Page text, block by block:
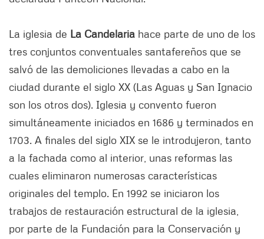
La iglesia de La Candelaria hace parte de uno de los
tres conjuntos conventuales santafereños que se
salvó de las demoliciones llevadas a cabo en la
ciudad durante el siglo XX (Las Aguas y San Ignacio
son los otros dos). Iglesia y convento fueron
simultáneamente iniciados en 1686 y terminados en
1703. A finales del siglo XIX se le introdujeron, tanto
a la fachada como al interior, unas reformas las
cuales eliminaron numerosas características
originales del templo. En 1992 se iniciaron los
trabajos de restauración estructural de la iglesia,
por parte de la Fundación para la Conservación y